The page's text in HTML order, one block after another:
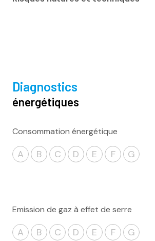
diagnostics
énergétiques
Consommation énergétique
A B C D E F G
Emission de gaz à effet de serre
A B C D E F G